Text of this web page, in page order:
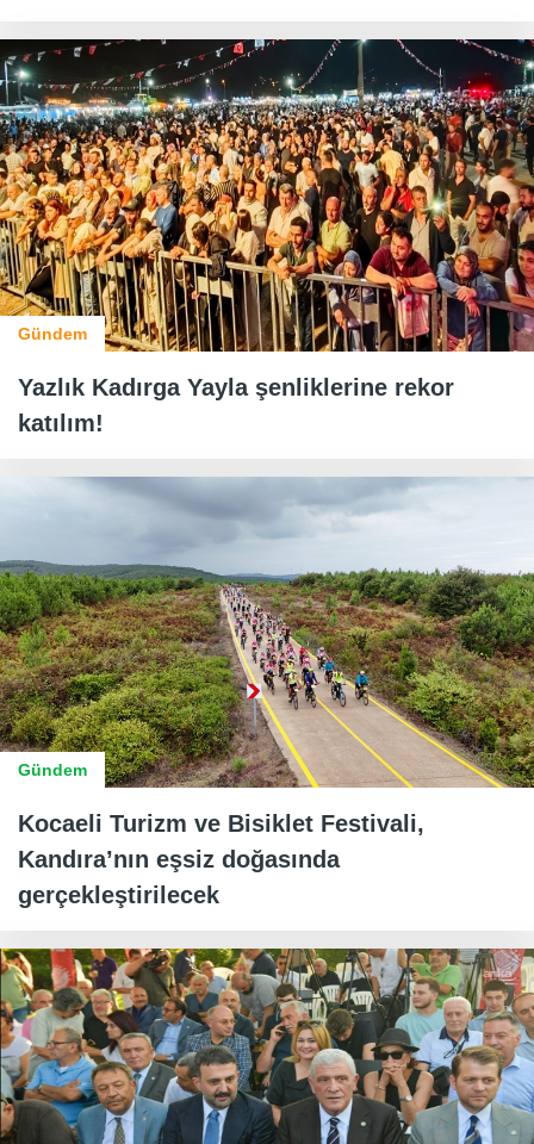
Gündem
Yazlık Kadırga Yayla şenliklerine rekor
katılım!
Gündem
Kocaeli Turizm ve Bisiklet Festivali,
Kandıra’nın eşsiz doğasında
gerçekleştirilecek